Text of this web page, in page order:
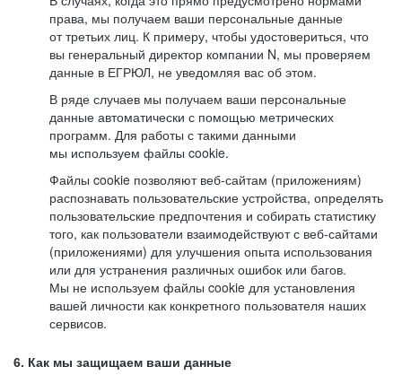
права, мы получаем ваши персональные данные
от третьих лиц. К примеру, чтобы удостовериться, что
вы генеральный директор компании N, мы проверяем
данные в ЕГРЮЛ, не уведомляя вас об этом.
В ряде случаев мы получаем ваши персональные
данные автоматически с помощью метрических
программ. Для работы с такими данными
мы используем файлы cookie.
Файлы cookie позволяют веб-сайтам (приложениям)
распознавать пользовательские устройства, определять
пользовательские предпочтения и собирать статистику
того, как пользователи взаимодействуют с веб-сайтами
(приложениями) для улучшения опыта использования
или для устранения различных ошибок или багов.
Мы не используем файлы cookie для установления
вашей личности как конкретного пользователя наших
сервисов.
6. Как мы защищаем ваши данные